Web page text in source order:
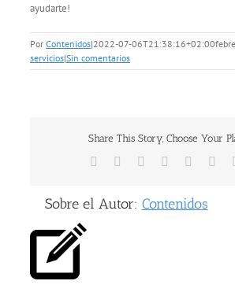
ayudarte!
Por Contenidos|2022-07-06T21:38:16+02:00
servicios|Sin comentarios
Share This Story, Choose Your
Facebook Reddit LinkedIn
Tumblr
Sobre el Autor: Contenidos